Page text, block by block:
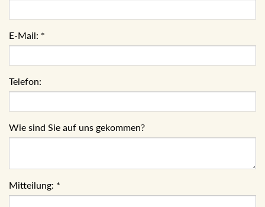
E-Mail: *
Telefon:
Wie sind Sie auf uns gekommen?
Mitteilung: *